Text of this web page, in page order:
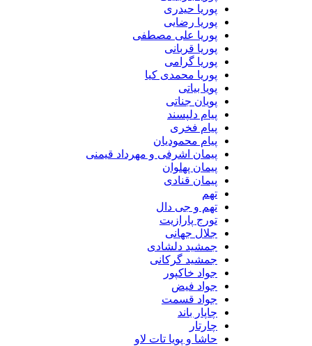
پوریا حیدری
پوریا رضایی
پوریا علی مصطفی
پوریا قربانی
پوریا گرامی
پوریا محمدی کیا
پویا بیاتی
پویان جناتی
پیام دلپسند
پیام فخری
پیام محمودیان
پیمان اشرفی و مهرداد قیمنی
پیمان پهلوان
پیمان قنادی
تهم و جی دال
تورج پارازیت
جلال جهانی
جمشید دلشادی
جمشید گرکانی
جواد خاکپور
جواد فیض
جواد قسمت
چاپار باند
حاشا و پویا تات لاو